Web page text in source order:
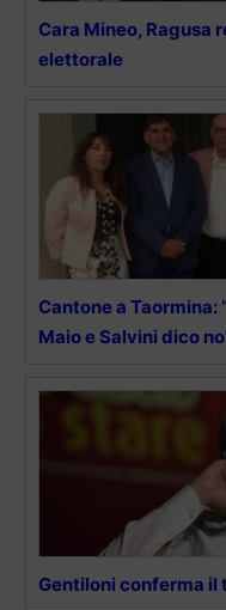
Cara Mineo, Ragusa
elettorale
Cantone a Taormina:
Maio e Salvini dico
Gentiloni conferma